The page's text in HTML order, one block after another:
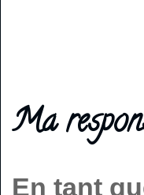
Ma
En tant